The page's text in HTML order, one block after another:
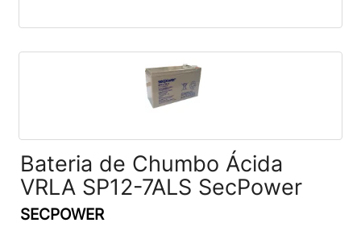
Bateria de Chumbo Ácida
VRLA SP12-7ALS SecPower
SECPOWER